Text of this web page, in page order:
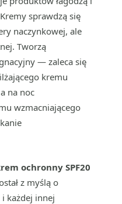
sprawdzą się
naczynkowej, ale
Tworzą
— zaleca się
kremu
na noc
wzmacniającego
ochronny SPF20
z myślą o
każdej innej